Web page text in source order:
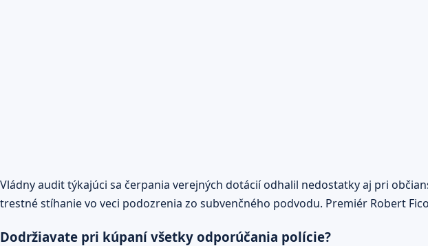
Vládny audit týkajúci sa čerpania verejných dotácií odhalil nedostatky aj pri
trestné stíhanie vo veci podozrenia zo subvenčného podvodu. Premiér Robert
Dodržiavate pri kúpaní všetky odporúčania polície?